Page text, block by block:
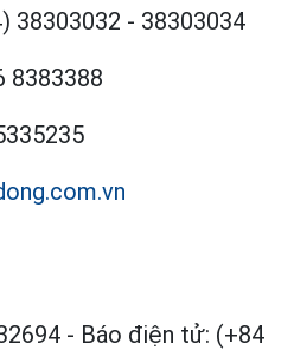
38303032 - 38303034
8383388
- Báo điện tử: (+84